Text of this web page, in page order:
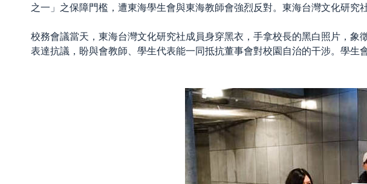
之一」之保障門檻，遭東海學生會與東海教師會強烈反對。東海台灣文化研究
校務會議當天，東海台灣文化研究社成員身穿黑衣，手拿校長的黑白照片，
表達抗議，盼與會教師、學生代表能一同抵抗董事會對校園自治的干涉。學生